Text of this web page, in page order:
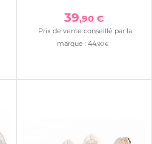
39,90 €
Prix de vente conseillé par la
marque : 44,90 €